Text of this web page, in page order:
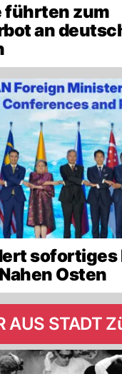
führten zum
an
sofortiges
Osten
AUS STADT